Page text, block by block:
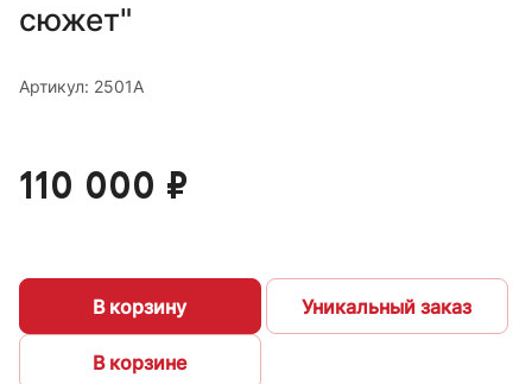
сюжет"
Артикул: 2501А
110 000 ₽
В корзину
В корзине
Уникальный заказ